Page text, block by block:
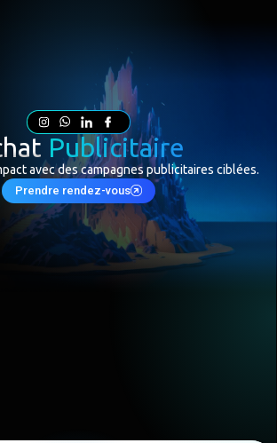
Publicitaire
avec des campagnes publicitaires ciblées.
Prendre rendez-vous